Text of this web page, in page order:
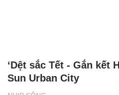
‘Dệt sắc Tết - Gắn kết
Sun Urban City